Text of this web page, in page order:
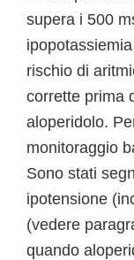
supera i 500
rischio di
corrette prima
aloperidolo.
monitoraggio
Sono stati
ipotensione
(vedere
quando